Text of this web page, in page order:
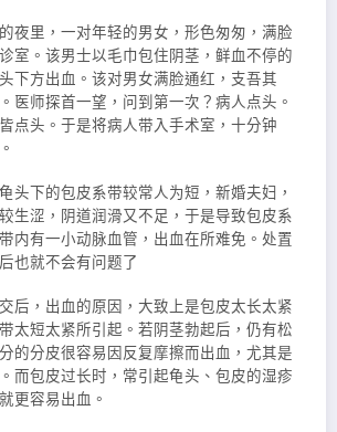
里，一对年轻的男女，形色匆匆，满脸
室。该男士以毛巾包住阴茎，鲜血不停的
下方出血。该对男女满脸通红，支吾其
医师探首一望，问到第一次？病人点头。
点头。于是将病人带入手术室，十分钟
下的包皮系带较常人为短，新婚夫妇，
生涩，阴道润滑又不足，于是导致包皮系
内有一小动脉血管，出血在所难免。处置
也就不会有问题了
，出血的原因，大致上是包皮太长太紧
太短太紧所引起。若阴茎勃起后，仍有松
的分皮很容易因反复摩擦而出血，尤其是
而包皮过长时，常引起龟头、包皮的湿疹
更容易出血。